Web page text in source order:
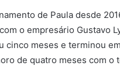
de Paula desde
o empresário Gustavo
cinco meses e terminou
de quatro meses com o